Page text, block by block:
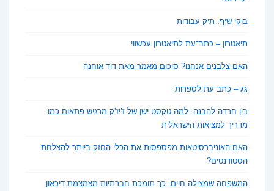
בוקי שיף: תיק עבודות
תיאטרון – כתב־עת לתיאטרון עכשווי
האם צלבנים אנחנו? סיכום מאמר מאת דוד אוחנה
גג – כתב עת לספרות
בין חרדה להבנה: למה טקסט ישן של ז’יז’ק מרגיש פתאום כמו
מדריך למציאות הישראלית
האם האוניברסיטאות מפספסות את הכלי החזק ביותר להצלחת
הסטודנטים?
המשפחה שמצילה חיים: כך תומכת חברתיות מצמצמת דיכאון